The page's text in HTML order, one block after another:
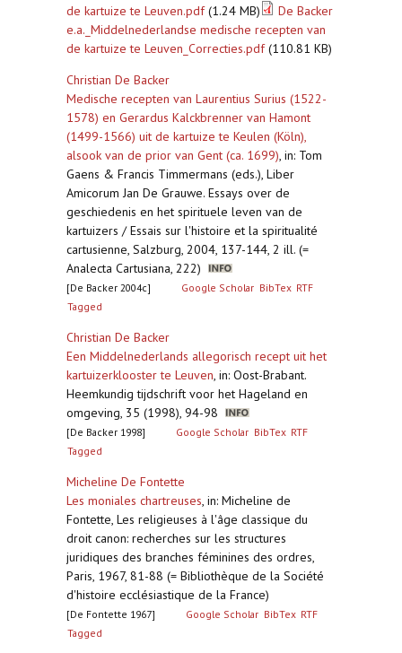
de kartuize te Leuven.pdf(1.24 MB)
De Backer
e.a._Middelnederlandse medische recepten van
de kartuize te Leuven_Correcties.pdf(110.81 KB)
Christian De Backer
Medische recepten van Laurentius Surius (1522-
1578) en Gerardus Kalckbrenner van Hamont
(1499-1566) uit de kartuize te Keulen (Köln),
alsook van de prior van Gent (ca. 1699), in: Tom
Gaens & Francis Timmermans (eds.), Liber
Amicorum Jan De Grauwe. Essays over de
geschiedenis en het spirituele leven van de
kartuizers / Essais sur l'histoire et la spiritualité
cartusienne, Salzburg, 2004, 137-144, 2 ill. (=
Analecta Cartusiana, 222)
[De Backer 2004c] Google Scholar BibTex RTF
Tagged
Christian De Backer
Een Middelnederlands allegorisch recept uit het
kartuizerklooster te Leuven, in: Oost-Brabant.
Heemkundig tijdschrift voor het Hageland en
omgeving, 35 (1998), 94-98
[De Backer 1998] Google Scholar BibTex RTF
Tagged
Micheline De Fontette
Les moniales chartreuses, in: Micheline de
Fontette, Les religieuses à l'âge classique du
droit canon: recherches sur les structures
juridiques des branches féminines des ordres,
Paris, 1967, 81-88 (= Bibliothèque de la Société
d'histoire ecclésiastique de la France)
[De Fontette 1967] Google Scholar BibTex RTF
Tagged